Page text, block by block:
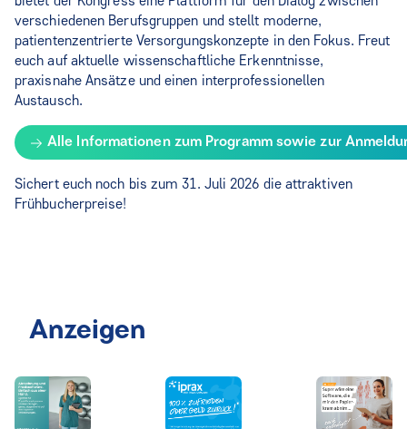
verschiedenen Berufsgruppen und stellt moderne,
patientenzentrierte Versorgungskonzepte in den Fokus. Freut
euch auf aktuelle wissenschaftliche Erkenntnisse,
praxisnahe Ansätze und einen interprofessionellen
Austausch.
Alle Informationen zum Programm sowie zur
Sichert euch noch bis zum 31. Juli 2026 die attraktiven
Frühbucherpreise!
Anzeigen